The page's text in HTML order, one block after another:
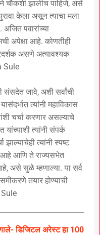
चौकशी झालीच पाहिजे, असे
केला असून त्याचा मला
पवारांच्या
अपेक्षा आहे. कोणतीही
असणे अत्यावश्यक
Sule
संसदेत जावे, अशी सर्वांची
त्यांनी महाविकास
चर्चा करणार असल्याचे
त्यांनी संपर्क
त्यांनी स्पष्ट
आहे आणि ते राज्यसभेत
असे सुळे म्हणाल्या. या सर्व
तयार होण्याची
डिजिटल अरेस्ट हा 100